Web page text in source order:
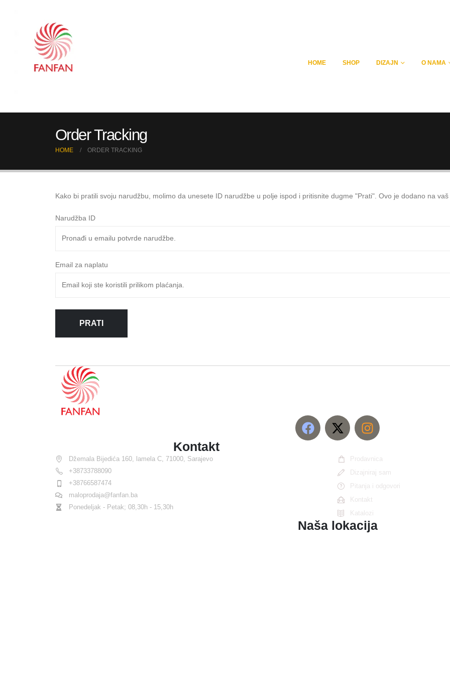
HOME SHOP DIZAJN O NAMA
Order Tracking
HOME ORDER TRACKING
Kako bi pratili svoju narudžbu, molimo da unesete ID narudžbe u polje ispod i pritisnite dugme "Prati". Ovo je dodano na
Narudžba ID
Email za naplatu
PRATI
Kontakt
Džemala Bijedića 160, lamela C, 71000, Sarajevo
+38733788090
+38766587474
maloprodaja@fanfan.ba
Ponedeljak - Petak; 08,30h - 15,30h
Prodavnica
Dizajniraj sam
Pitanja i odgovori
Kontakt
Katalozi
Naša lokacija